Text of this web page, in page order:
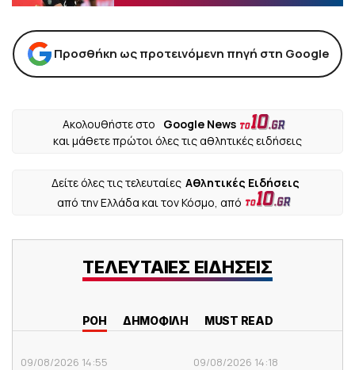
Προσθήκη ως προτεινόμενη πηγή στη Google
Ακολουθήστε στο
Google News
και μάθετε πρώτοι όλες τις αθλητικές ειδήσεις
Δείτε όλες τις τελευταίες Αθλητικές Ειδήσεις
από την Ελλάδα και τον Κόσμο, από
ΤΕΛΕΥΤΑΙΕΣ ΕΙΔΗΣΕΙΣ
ΡΟΗ ΔΗΜΟΦΙΛΗ MUST READ
09/08/2026 14:55 09/08/2026 14:18